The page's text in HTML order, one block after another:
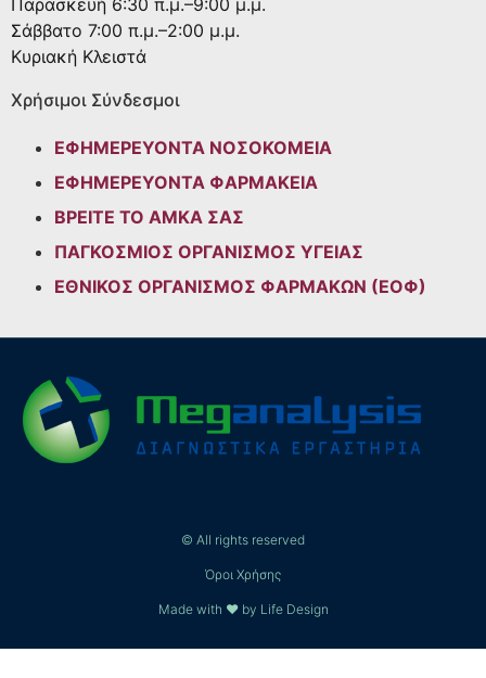
Σάββατο 7:00 π.μ.–2:00 μ.μ.
Κυριακή Κλειστά
Χρήσιμοι Σύνδεσμοι
ΕΦΗΜΕΡΕΥΟΝΤΑ ΝΟΣΟΚΟΜΕΙΑ
ΕΦΗΜΕΡΕΥΟΝΤΑ ΦΑΡΜΑΚΕΙΑ
ΒΡΕΙΤΕ ΤΟ ΑΜΚΑ ΣΑΣ
ΠΑΓΚΟΣΜΙΟΣ ΟΡΓΑΝΙΣΜΟΣ ΥΓΕΙΑΣ
ΕΘΝΙΚΟΣ ΟΡΓΑΝΙΣΜΟΣ ΦΑΡΜΑΚΩΝ (ΕΟΦ)
© All rights reserved
Όροι Χρήσης
Made with ❤ by Life Design